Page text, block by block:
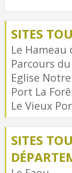
SITES
Le Hameau
Parcours
Eglise
Port La
Le Vieux
SITES